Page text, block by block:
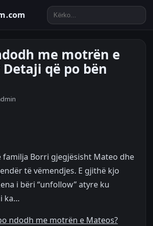
me motrën e
Detaji që po bën
familja Borri gjegjësisht Mateo dhe
të vëmendjes. E gjithë kjo
i bëri “unfollow” atyre ku
ka…
ndodh me motrën e Mateos?